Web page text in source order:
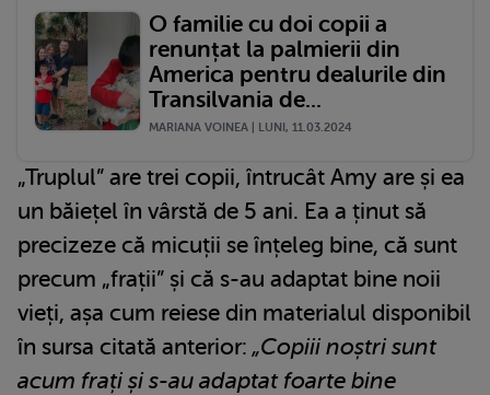
O familie cu doi copii a
renunțat la palmierii din
America pentru dealurile din
Transilvania de...
MARIANA VOINEA | LUNI, 11.03.2024
„Truplul” are trei copii, întrucât Amy are și ea
un băiețel în vârstă de 5 ani. Ea a ținut să
precizeze că micuții se înțeleg bine, că sunt
precum „frații” și că s-au adaptat bine noii
vieți, așa cum reiese din materialul disponibil
în sursa citată anterior: „Copiii noștri sunt
acum frați și s-au adaptat foarte bine